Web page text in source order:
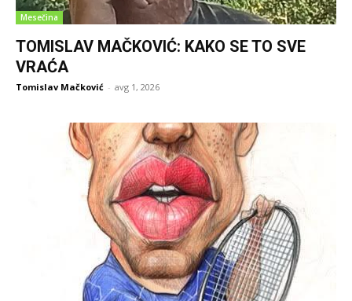
Mesečina
TOMISLAV MAČKOVIĆ: KAKO SE TO SVE
VRAĆA
Tomislav Mačković - avg 1, 2026